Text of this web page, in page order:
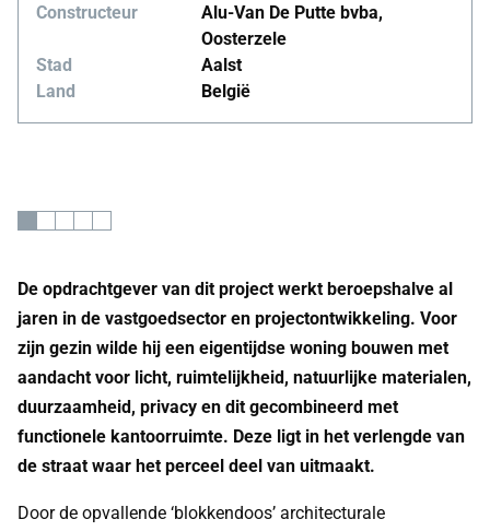
Constructeur
Alu-Van De Putte bvba,
Oosterzele
Stad
Aalst
Land
België
De opdrachtgever van dit project werkt beroepshalve al
jaren in de vastgoedsector en projectontwikkeling. Voor
zijn gezin wilde hij een eigentijdse woning bouwen met
aandacht voor licht, ruimtelijkheid, natuurlijke materialen,
duurzaamheid, privacy en dit gecombineerd met
functionele kantoorruimte. Deze ligt in het verlengde van
de straat waar het perceel deel van uitmaakt.
Door de opvallende ‘blokkendoos’ architecturale